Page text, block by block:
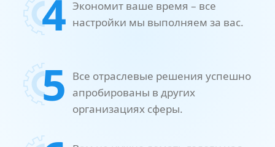
4 Экономит ваше время – все
настройки мы выполняем за вас.
5
Все отраслевые решения успешно
апробированы в других
организациях сферы.